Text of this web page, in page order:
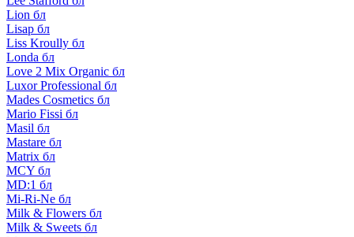
Lion бл
Lisap бл
Liss Kroully бл
Londa бл
Love 2 Mix Organic бл
Luxor Professional бл
Mades Cosmetics бл
Mario Fissi бл
Masil бл
Mastare бл
Matrix бл
MCY бл
MD:1 бл
Mi-Ri-Ne бл
Milk & Flowers бл
Milk & Sweets бл